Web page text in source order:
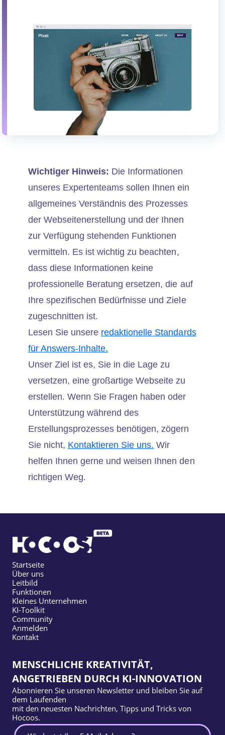
Wichtiger Hinweis: Die Informationen
unseres Expertenteams sollen Ihnen ein
allgemeines Verständnis des Prozesses
der Webseitenerstellung und der Ihnen
zur Verfügung stehenden Funktionen
vermitteln. Es ist wichtig zu beachten,
dass diese Informationen keine
professionelle Beratung ersetzen, die auf
Ihre spezifischen Bedürfnisse und Ziele
zugeschnitten ist.
Lesen Sie unsere redaktionelle Standards
für Answers-Inhalte.
Unser Ziel ist es, Sie in die Lage zu
versetzen, eine großartige Webseite zu
erstellen. Wenn Sie Fragen haben oder
Unterstützung während des
Erstellungsprozesses benötigen, zögern
Sie nicht, Kontaktieren Sie uns. Wir
helfen Ihnen gerne und weisen Ihnen den
richtigen Weg.
Startseite
Über uns
Leitbild
Funktionen
Kleines Unternehmen
KI-Toolkit
Community
Anmelden
Kontakt
MENSCHLICHE KREATIVITÄT,
ANGETRIEBEN DURCH KI-INNOVATION
Abonnieren Sie unseren Newsletter und bleiben Sie auf
dem Laufenden
mit den neuesten Nachrichten, Tipps und Tricks von
Hocoos.